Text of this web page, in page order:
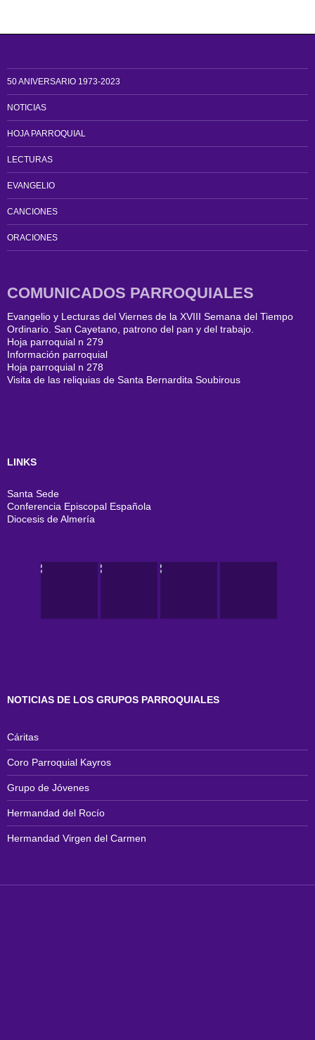
50 ANIVERSARIO 1973-2023
NOTICIAS
HOJA PARROQUIAL
LECTURAS
EVANGELIO
CANCIONES
ORACIONES
COMUNICADOS PARROQUIALES
Evangelio y Lecturas del Viernes de la XVIII Semana del Tiempo
Ordinario. San Cayetano, patrono del pan y del trabajo.
Hoja parroquial n 279
Información parroquial
Hoja parroquial n 278
Visita de las reliquias de Santa Bernardita Soubirous
LINKS
Santa Sede
Conferencia Episcopal Española
Diocesis de Almería
NOTICIAS DE LOS GRUPOS PARROQUIALES
Cáritas
Coro Parroquial Kayros
Grupo de Jóvenes
Hermandad del Rocío
Hermandad Virgen del Carmen